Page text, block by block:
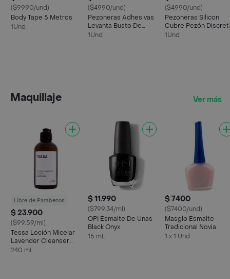
($9990/und)
Body Tape 5 Metros
1Und
($4990/und)
Pezoneras Adhesivas
Levanta Busto De
Silicona Sujetador
1Und
($4990/und)
Pezoneras Silicon
Cubre Pezón
Unisex Unitalla
1Und
Maquillaje Ver más
Libre de Parabenos
$ 23.900
($99.59/ml)
Tessa Loción Micelar
Lavender Cleanser
240 mL
240 mL
$ 11.990
($799.34/ml)
OPI Esmalte De Unas
Black Onyx
15 mL
$ 7400
($7400/und)
Masglo Esmalte
Tradicional Novia
1 x 1 Und